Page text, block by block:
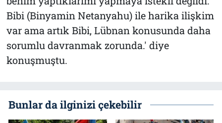
Bibi (Binyamin Netanyahu) ile harika ilişkim
var ama artık Bibi, Lübnan konusunda daha
sorumlu davranmak zorunda.' diye
konuşmuştu.
Bunlar da ilginizi çekebilir